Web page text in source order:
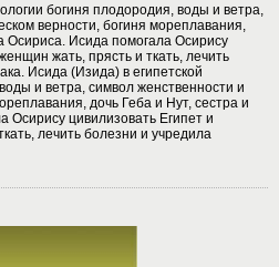
богиня плодородия, воды и ветра,
верности, богиня мореплавания,
Осириса. Исида помогала Осирису
жать, прясть и ткать, лечить
Исида (Изида) в египетской
и ветра, символ женственности и
дочь Геба и Нут, сестра и
Осирису цивилизовать Египет и
лечить болезни и учредила